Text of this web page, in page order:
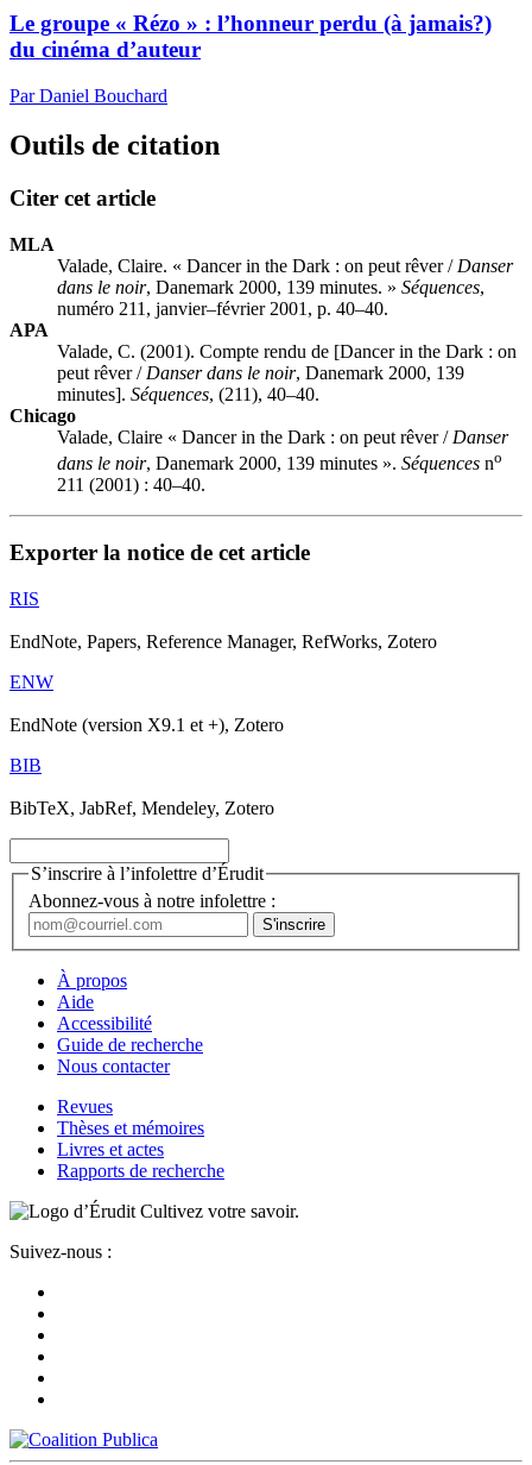
Le groupe « Rézo » : l’honneur perdu (à jamais?)
du cinéma d’auteur
Par Daniel Bouchard
Outils de citation
Citer cet article
MLA
Valade, Claire. « Dancer in the Dark : on peut rêver / Danser
dans le noir, Danemark 2000, 139 minutes. » Séquences,
numéro 211, janvier–février 2001, p. 40–40.
APA
Valade, C. (2001). Compte rendu de [Dancer in the Dark : on
peut rêver / Danser dans le noir, Danemark 2000, 139
minutes]. Séquences, (211), 40–40.
Chicago
Valade, Claire « Dancer in the Dark : on peut rêver / Danser
dans le noir, Danemark 2000, 139 minutes ». Séquences no
211 (2001) : 40–40.
Exporter la notice de cet article
RIS
EndNote, Papers, Reference Manager, RefWorks, Zotero
ENW
EndNote (version X9.1 et +), Zotero
BIB
BibTeX, JabRef, Mendeley, Zotero
S’inscrire à l’infolettre d’Érudit
Abonnez-vous à notre infolettre :
À propos
Aide
Accessibilité
Guide de recherche
Nous contacter
Revues
Thèses et mémoires
Livres et actes
Rapports de recherche
Cultivez votre savoir.
Suivez-nous :